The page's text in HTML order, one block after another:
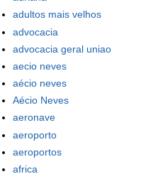
adultos mais velhos
advocacia
advocacia geral uniao
aecio neves
aécio neves
Aécio Neves
aeronave
aeroporto
aeroportos
africa